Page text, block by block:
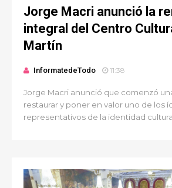
Jorge Macri anunció la
integral del Centro
Martín
InformatedeTodo 11:38
Jorge Macri anunció que comenzó
restaurar y poner en valor uno de los
representativos de la identidad cultural